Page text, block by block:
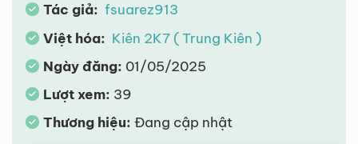
Tác giả: fsuarez913
Việt hóa: Kiên 2K7 ( Trung Kiên )
Ngày đăng: 01/05/2025
Lượt xem: 39
Thương hiệu: Đang cập nhật